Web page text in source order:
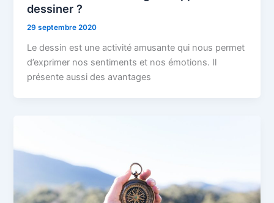
dessiner ?
29 septembre 2020
Le dessin est une activité amusante qui nous permet
d’exprimer nos sentiments et nos émotions. Il
présente aussi des avantages